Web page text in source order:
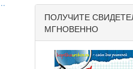
ПОЛУЧИТЕ
МГНОВЕННО